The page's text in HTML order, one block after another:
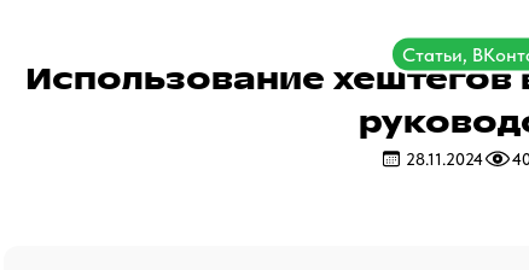
Статьи,
Использование
28.11.2024